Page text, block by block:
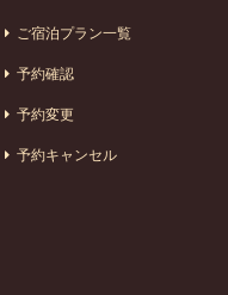
ご宿泊プラン一覧
予約確認
予約変更
予約キャンセル